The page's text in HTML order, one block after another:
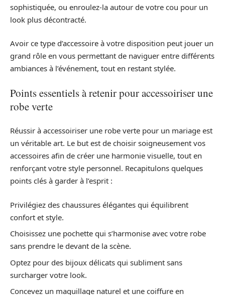
sophistiquée, ou enroulez-la autour de votre cou pour un
look plus décontracté.
Avoir ce type d’accessoire à votre disposition peut jouer un
grand rôle en vous permettant de naviguer entre différents
ambiances à l’événement, tout en restant stylée.
Points essentiels à retenir pour accessoiriser une
robe verte
Réussir à accessoiriser une robe verte pour un mariage est
un véritable art. Le but est de choisir soigneusement vos
accessoires afin de créer une harmonie visuelle, tout en
renforçant votre style personnel. Recapitulons quelques
points clés à garder à l’esprit :
Privilégiez des chaussures élégantes qui équilibrent
confort et style.
Choisissez une pochette qui s’harmonise avec votre robe
sans prendre le devant de la scène.
Optez pour des bijoux délicats qui subliment sans
surcharger votre look.
Concevez un maquillage naturel et une coiffure en